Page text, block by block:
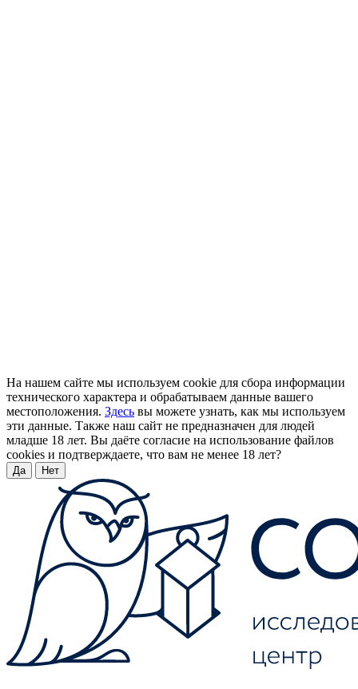
На нашем сайте мы используем cookie для сбора информации
технического характера и обрабатываем данные вашего
местоположения. Здесь вы можете узнать, как мы используем
эти данные. Также наш сайт не предназначен для людей
младше 18 лет. Вы даёте согласие на использование файлов
cookies и подтверждаете, что вам не менее 18 лет?
Да Нет